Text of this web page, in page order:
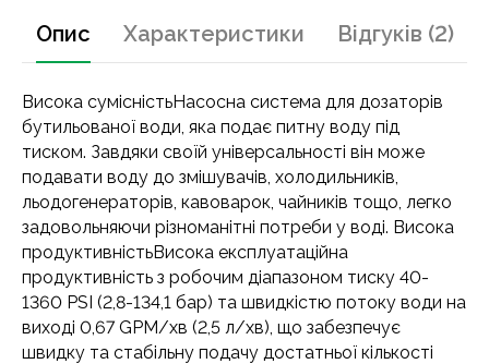
Опис Характеристики Відгуків (2)
Висока сумісністьНасосна система для дозаторів
бутильованої води, яка подає питну воду під
тиском. Завдяки своїй універсальності він може
подавати воду до змішувачів, холодильників,
льодогенераторів, кавоварок, чайників тощо, легко
задовольняючи різноманітні потреби у воді. Висока
продуктивністьВисока експлуатаційна
продуктивність з робочим діапазоном тиску 40-
1360 PSI (2,8-134,1 бар) та швидкістю потоку води на
виході 0,67 GPM/хв (2,5 л/хв), що забезпечує
швидку та стабільну подачу достатньої кількості